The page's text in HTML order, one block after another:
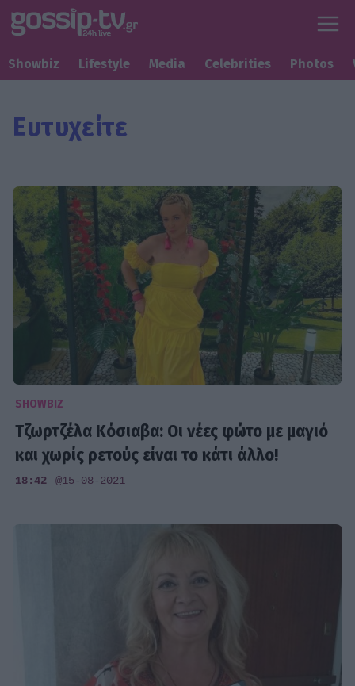
Showbiz Lifestyle Media Celebrities Photos
Ευτυχείτε
SHOWBIZ
Τζωρτζέλα Κόσιαβα: Οι νέες φώτο με μαγιό
και χωρίς ρετούς είναι το κάτι άλλο!
18:42 @15-08-2021